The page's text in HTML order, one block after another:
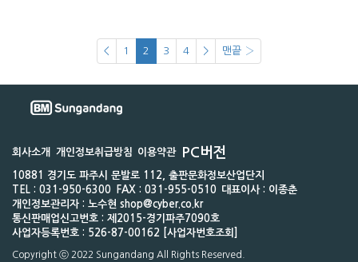
< 1 2 3 4 > 맨끝 ›
회사소개 개인정보취급방침 이용약관 PC버전
10881 경기도 파주시 문발로 112, 출판문화정보산업단지
TEL : 031-950-6300
FAX : 031-955-0510
대표이사 : 이종춘
개인정보관리자 : 노수현 shop@cyber.co.kr
통신판매업신고번호 : 제2015-경기파주7090호
사업자등록번호 : 526-87-00162 [사업자번호조회]
Copyright ⓒ 2022 Sungandang All Rights Reserved.